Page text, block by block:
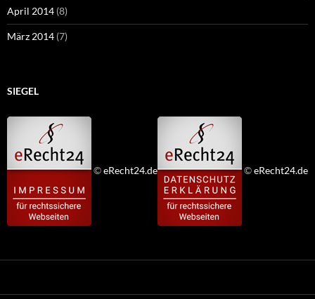
April 2014 (8)
März 2014 (7)
SIEGEL
©eRecht24.de ©eRecht24.de